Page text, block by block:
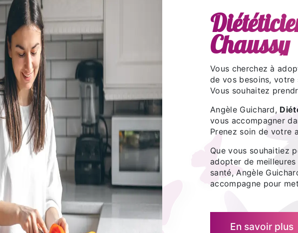
Chaussy
Vous cherchez à
de vos besoins, votre
Vous souhaitez
Angèle Guichard,
vous accompagner
Prenez soin de votre
Que vous souhaitiez
adopter de
santé, Angèle
accompagne pour
En savoir plus